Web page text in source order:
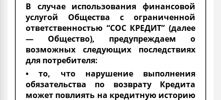
В случае использования финансовой
услугой Общества с ограниченной
ответственностью “СОС КРЕДИТ” (далее
— Общество), предупреждаем о
возможных следующих последствиях
для потребителя:
• то, что нарушение выполнения
обязательства по возврату Кредита
может повлиять на кредитную историю